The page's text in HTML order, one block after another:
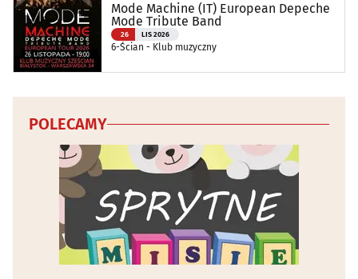
Mode Machine (IT) European Depeche
Mode Tribute Band
26 LIS 2026
6-Ścian - Klub muzyczny
POLECAMY